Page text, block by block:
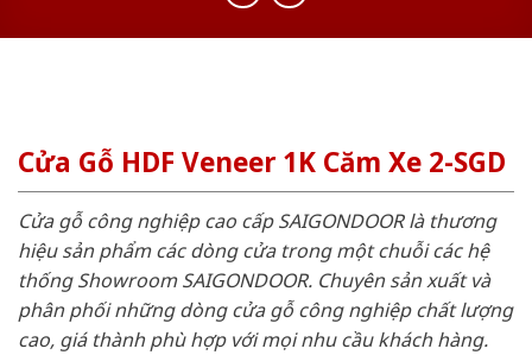
Cửa Gỗ HDF Veneer 1K Căm Xe 2-SGD
Cửa gỗ công nghiệp cao cấp SAIGONDOOR là thương
hiệu sản phẩm các dòng cửa trong một chuỗi các hệ
thống Showroom SAIGONDOOR. Chuyên sản xuất và
phân phối những dòng cửa gỗ công nghiệp chất lượng
cao, giá thành phù hợp với mọi nhu cầu khách hàng.